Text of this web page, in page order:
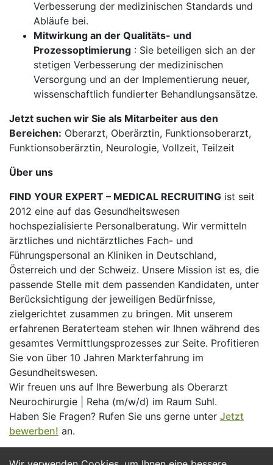
Verbesserung der medizinischen Standards und
Abläufe bei.
Mitwirkung an der Qualitäts- und
Prozessoptimierung : Sie beteiligen sich an der
stetigen Verbesserung der medizinischen
Versorgung und an der Implementierung neuer,
wissenschaftlich fundierter Behandlungsansätze.
Jetzt suchen wir Sie als Mitarbeiter aus den
Bereichen: Oberarzt, Oberärztin, Funktionsoberarzt,
Funktionsoberärztin, Neurologie, Vollzeit, Teilzeit
Über uns
FIND YOUR EXPERT – MEDICAL RECRUITING ist seit
2012 eine auf das Gesundheitswesen
hochspezialisierte Personalberatung. Wir vermitteln
ärztliches und nichtärztliches Fach- und
Führungspersonal an Kliniken in Deutschland,
Österreich und der Schweiz. Unsere Mission ist es, die
passende Stelle mit dem passenden Kandidaten, unter
Berücksichtigung der jeweiligen Bedürfnisse,
zielgerichtet zusammen zu bringen. Mit unserem
erfahrenen Beraterteam stehen wir Ihnen während des
gesamtes Vermittlungsprozesses zur Seite. Profitieren
Sie von über 10 Jahren Markterfahrung im
Gesundheitswesen.
Wir freuen uns auf Ihre Bewerbung als Oberarzt
Neurochirurgie | Reha (m/w/d) im Raum Suhl.
Haben Sie Fragen? Rufen Sie uns gerne unter Jetzt
bewerben! an.